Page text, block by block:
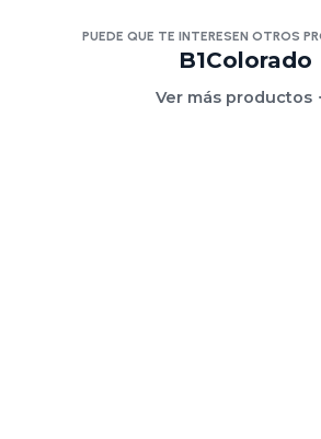
PUEDE QUE TE INTERESEN OTROS
B1Colorado
Ver más productos